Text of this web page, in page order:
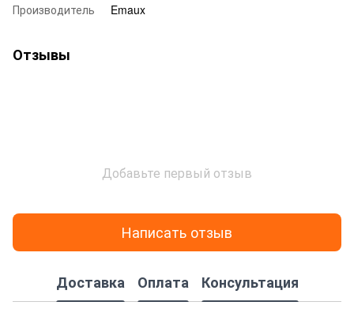
Производитель
Emaux
Отзывы
Добавьте первый отзыв
Написать отзыв
Доставка Оплата Консультация